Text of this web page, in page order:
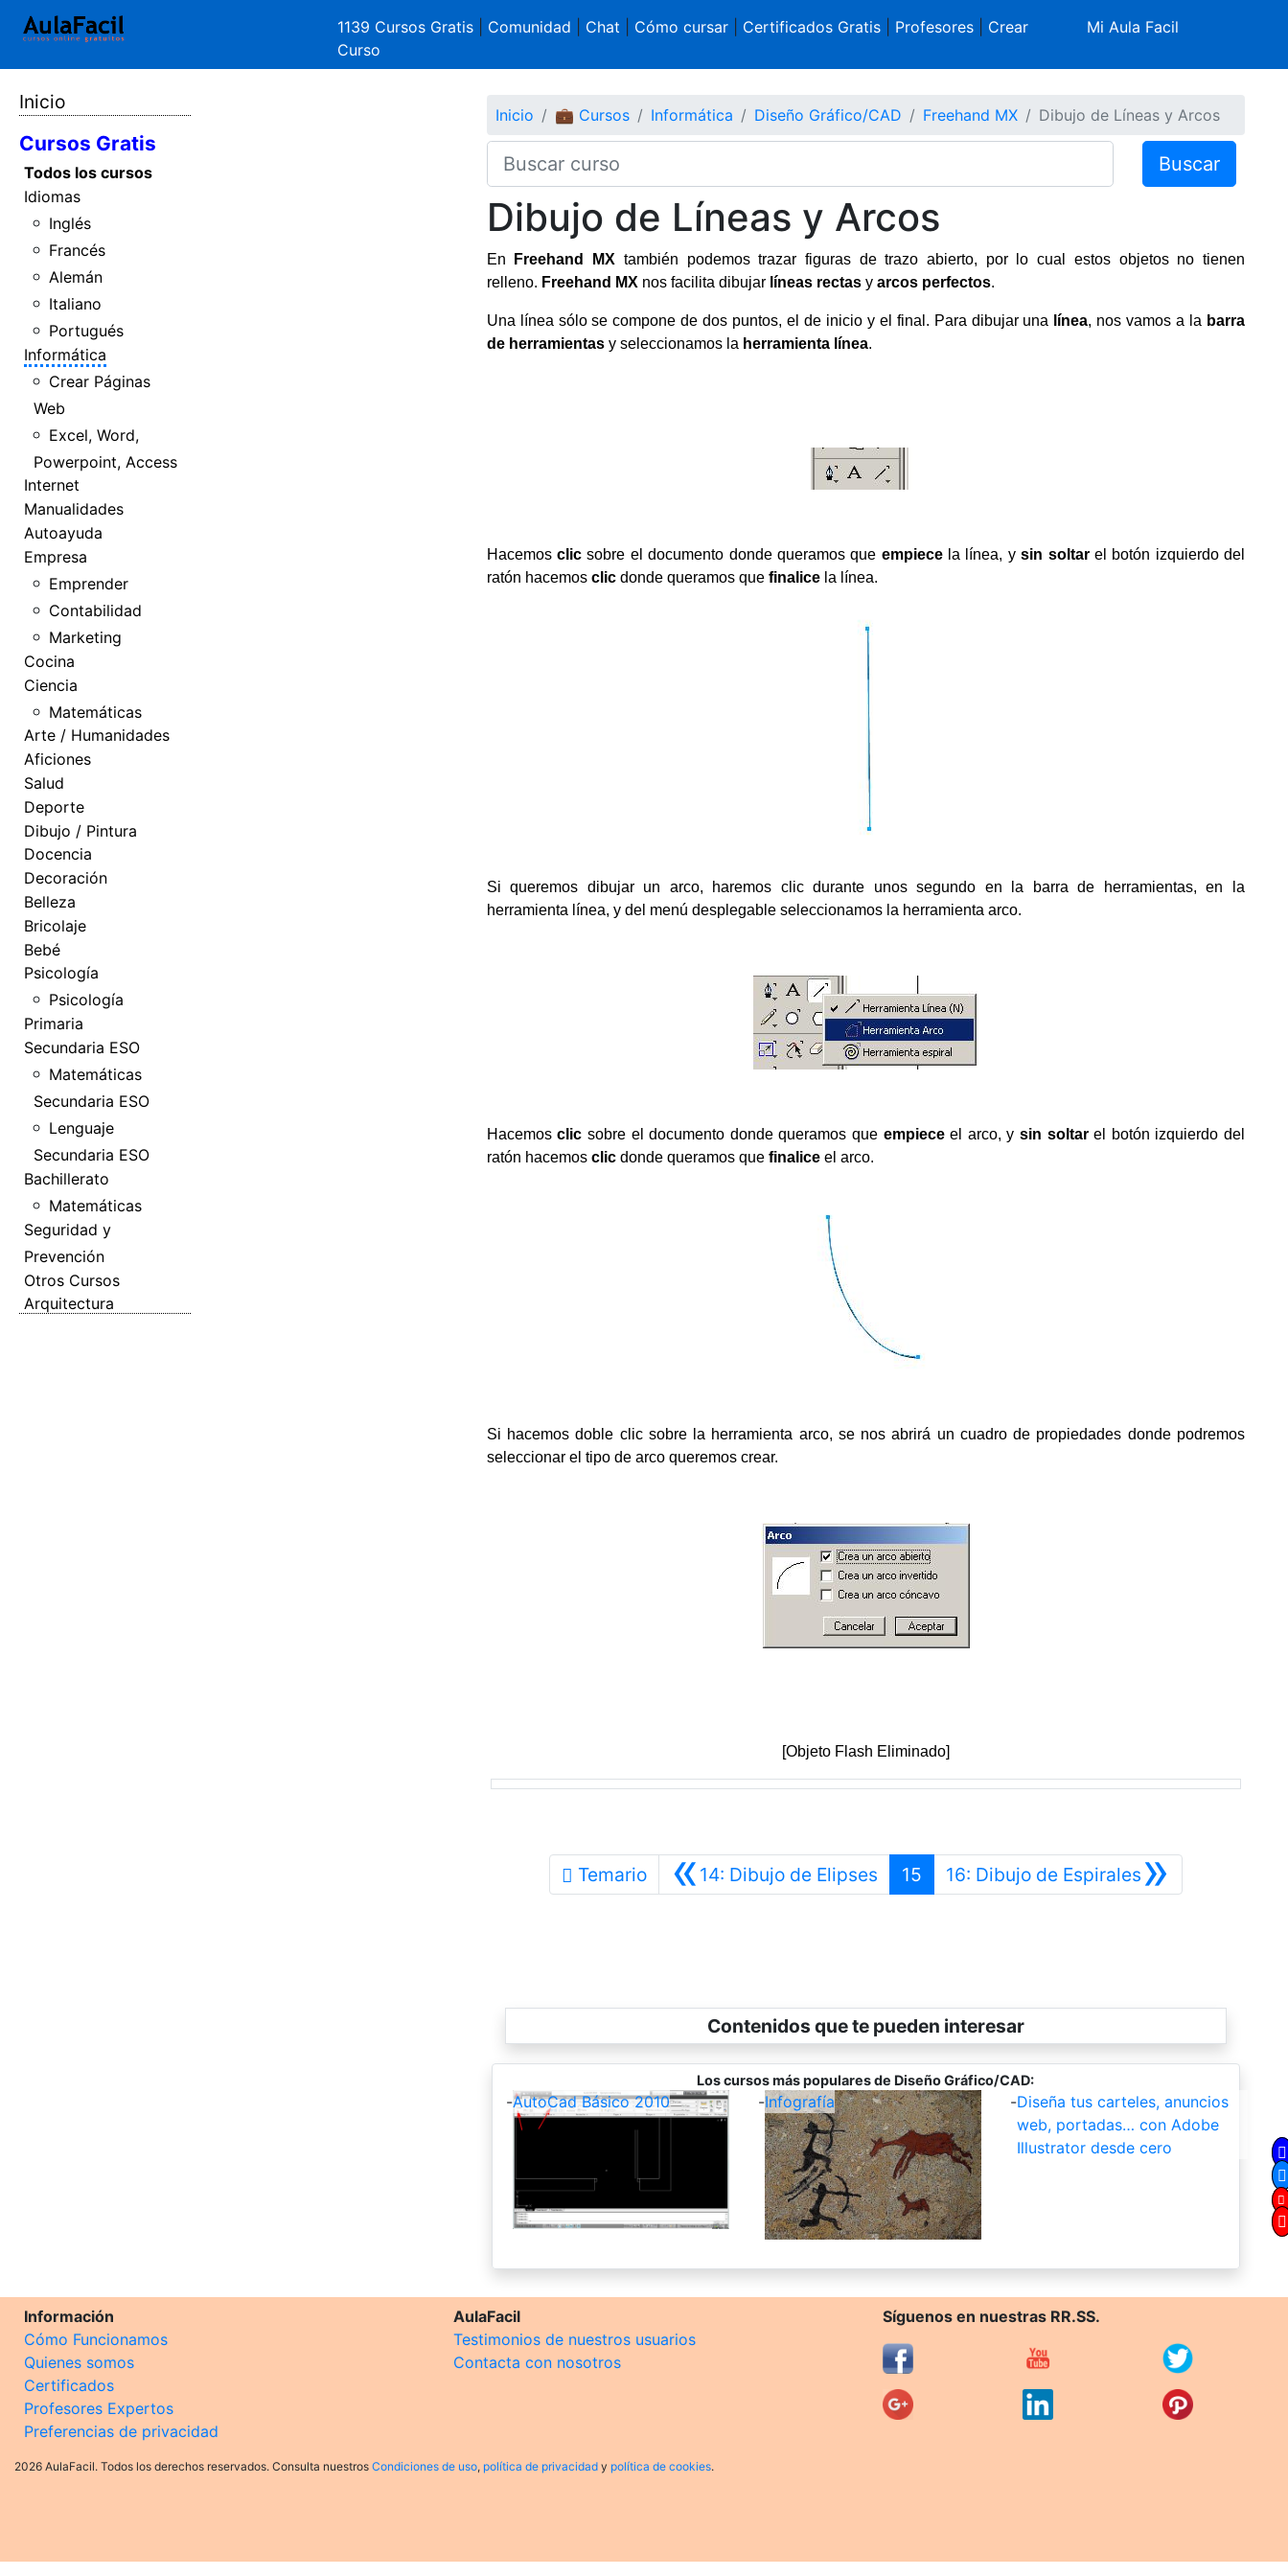
1139 Cursos Gratis Comunidad Chat Cómo cursar| Certificados Gratis| Profesores| Crear
Curso
Mi Aula Facil
Inicio
Cursos Gratis
Todos los cursos
Idiomas
Inglés
Francés
Alemán
Italiano
Portugués
Informática
Crear Páginas
Web
Excel, Word,
Powerpoint, Access
Internet
Manualidades
Autoayuda
Empresa
Emprender
Contabilidad
Marketing
Cocina
Ciencia
Matemáticas
Arte / Humanidades
Aficiones
Salud
Deporte
Dibujo / Pintura
Docencia
Decoración
Belleza
Bricolaje
Bebé
Psicología
Psicología
Primaria
Secundaria ESO
Matemáticas
Secundaria ESO
Lenguaje
Secundaria ESO
Bachillerato
Matemáticas
Seguridad y
Prevención
Otros Cursos
Arquitectura
Inicio 💼 Cursos Informática Diseño Gráfico/CAD Freehand MX Dibujo de Líneas y Arcos
Buscar
Dibujo de Líneas y Arcos
En Freehand MX también podemos trazar figuras de trazo abierto, por lo cual estos objetos no tienen
relleno. Freehand MX nos facilita dibujar líneas rectasy arcos perfectos.
Una línea sólo se compone de dos puntos, el de inicio y el final. Para dibujar una línea, nos vamos a la barra
de herramientasy seleccionamos la herramienta línea.
Hacemosclic sobre el documento donde queramos que empiecela línea, ysin soltarel botón izquierdo del
ratón hacemos clicdonde queramos que finalicela línea.
Si queremos dibujar un arco, haremos clic durante unos segundo en la barra de herramientas, en la
herramienta línea, y del menú desplegable seleccionamos la herramienta arco.
Hacemosclic sobre el documento donde queramos queempieceel arco, y sin soltarel botón izquierdo del
ratón hacemos clicdonde queramos que finaliceel arco.
Si hacemos doble clic sobre la herramienta arco, se nos abrirá un cuadro de propiedades donde podremos
seleccionar el tipo de arco queremos crear.
[Objeto Flash Eliminado]
Temario «14: Dibujo de ElipsesAnterior
15 »
16: Dibujo de EspiralesSiguiente
Contenidos que te pueden interesar
Los cursos más populares de Diseño Gráfico/CAD:
-AutoCad Básico 2010 -Infografía -Diseña tus carteles, anuncios
web, portadas… con Adobe
Illustrator desde cero
Información
Cómo Funcionamos
Quienes somos
Certificados
Profesores Expertos
Preferencias de privacidad
AulaFacil
Testimonios de nuestros usuarios
Contacta con nosotros
Síguenos en nuestras RR.SS.
2026 AulaFacil. Todos los derechos reservados. Consulta nuestros Condiciones de uso, política de privacidad y política de cookies.